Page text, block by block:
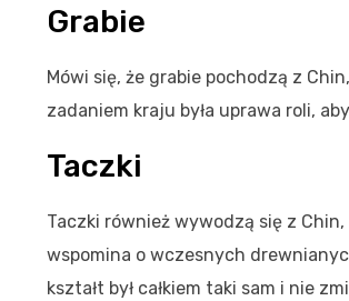
Grabie
Mówi się, że grabie pochodzą z
zadaniem kraju była uprawa roli,
Taczki
Taczki również wywodzą się z
wspomina o wczesnych
kształt był całkiem taki sam i nie